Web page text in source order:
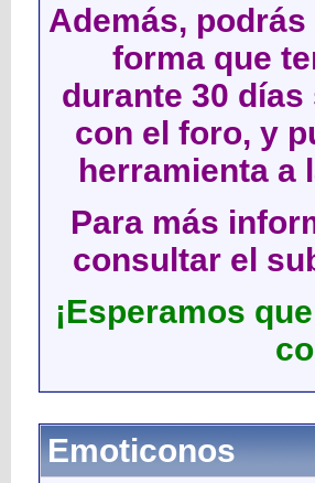
Además,
forma que
durante 30
con el foro, y
herramienta a
Para más
consultar el
¡Esperamos
Emoticonos